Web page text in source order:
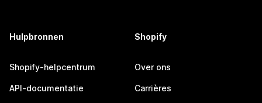
Hulpbronnen
Shopify-helpcentrum
API-documentatie
Shopify
Over ons
Carrières